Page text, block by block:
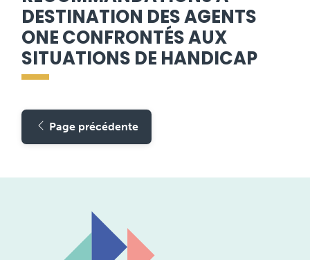
DESTINATION DES AGENTS
ONE CONFRONTÉS AUX
SITUATIONS DE HANDICAP
Page précédente